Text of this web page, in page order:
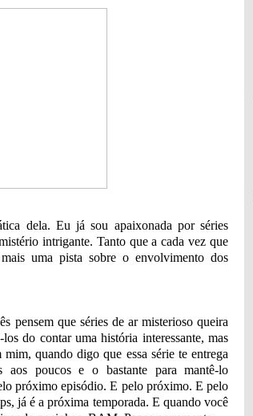
dela. Eu já sou apaixonada por séries
intrigante. Tanto que a cada vez que
uma pista sobre o envolvimento dos
pensem que séries de ar misterioso queira
los do contar uma história interessante, mas
mim, quando digo que essa série te entrega
aos poucos e o bastante para mantê-lo
próximo episódio. E pelo próximo. E pelo
já é a próxima temporada. E quando você